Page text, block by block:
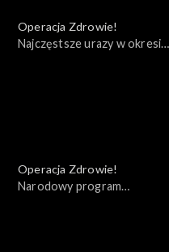
Operacja Zdrowie!
Najczęstsze urazy w okresie
Operacja Zdrowie!
Narodowy program